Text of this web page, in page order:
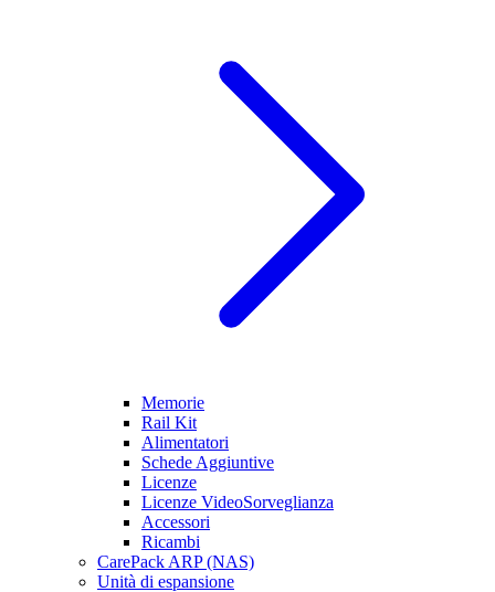
Memorie
Rail Kit
Alimentatori
Schede Aggiuntive
Licenze
Licenze VideoSorveglianza
Accessori
Ricambi
CarePack ARP (NAS)
Unità di espansione